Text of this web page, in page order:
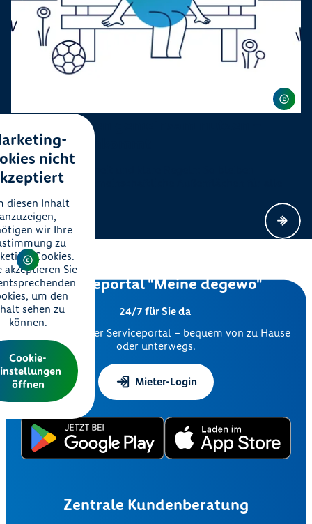
Außenflächen gemeinsam nutzen –
worauf es ankommt
Rücksicht, Sicherheit und klare Regeln: So bleiben
Innenhöfe und gemeinschaftliche Außenflächen für alle
gut nutzbar.
nicht
diesen Inhalt
anzuzeigen,
wir Ihre
zu
Cookies.
akzeptieren Sie
um den
sehen zu
können.
Cookie-
öffnen
Serviceportal "Meine degewo"
24/7 für Sie da
Nutzen Sie unser Serviceportal – bequem von zu Hause
oder unterwegs.
Mieter-Login
Zentrale Kundenberatung